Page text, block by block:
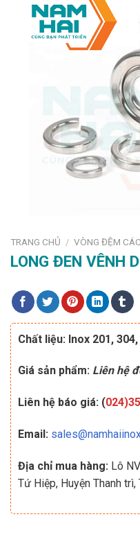
TRANG CHỦ / VÒNG ĐỆM
LONG ĐEN VÊNH
Chất liệu: Inox 201,
Giá sản phẩm: Liên hệ
Liên hệ báo giá: (
Email:
Địa chỉ mua hàng: Lô
Tứ Hiệp, Huyện Thanh trì,